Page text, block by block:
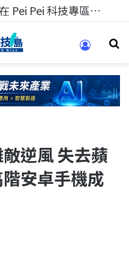
科技人的經驗傳承地！在 Pei Pei 科技專區，與學弟妹交流最硬核的技術
逆風 失去蘋
安卓手機成